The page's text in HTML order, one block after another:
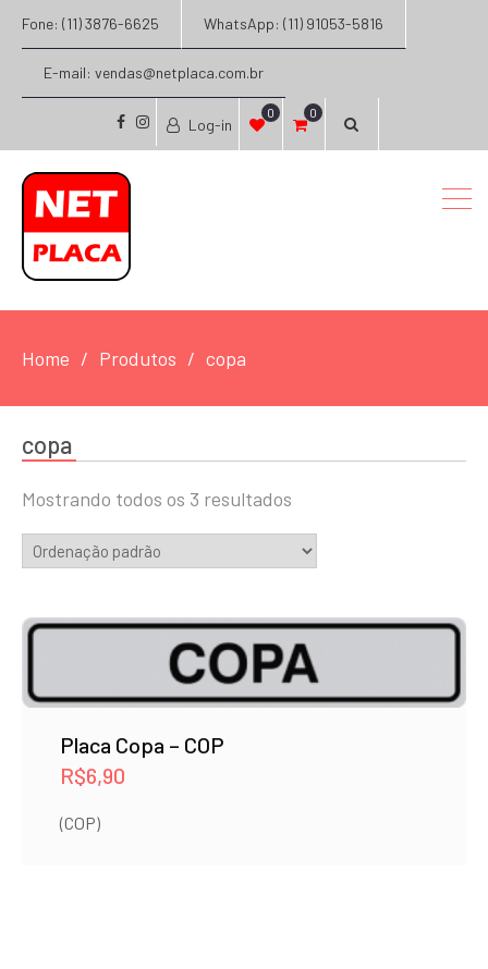
Fone: (11) 3876-6625 WhatsApp: (11) 91053-5816
E-mail: vendas@netplaca.com.br
facebook
instagram
Log-in
0 0
Home Produtos copa
copa
Mostrando todos os 3 resultados
Placa Copa – COP
R$6,90
(COP)